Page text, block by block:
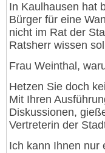
In Kaulhausen hat
Bürger für eine
nicht im Rat der
Ratsherr wissen
Frau Weinthal,
Hetzen Sie doch
Mit Ihren
Diskussionen,
Vertreterin der
Ich kann Ihnen nur